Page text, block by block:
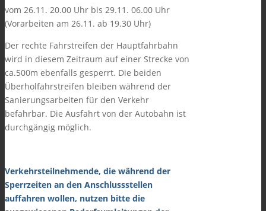
vom 26.11. 20.00 Uhr bis 29.11. 06.00 Uhr
(Vorarbeiten am 26.11. ab 19.30 Uhr)
Der rechte Fahrstreifen der Hauptfahrbahn
wird in diesem Zeitraum auf einer Strecke von
ca.500m ebenfalls gesperrt. Die beiden
Überholfahrstreifen bleiben während der
Sanierungsarbeiten für den Verkehr
befahrbar. Die Ausfahrt von der Autobahn ist
durchgängig möglich.
Verkehrsteilnehmende, die während der
Sperrzeiten an den Anschlussstellen
auffahren wollen, nutzen bitte die